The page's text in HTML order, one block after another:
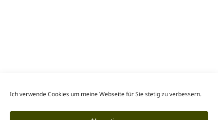
Ich verwende Cookies um meine Webseite für Sie stetig zu verbessern.
#Sippersfeld#Uhr#Mölsheim#Hafen
#Saukopf#Impfung#Baden-Württemberg